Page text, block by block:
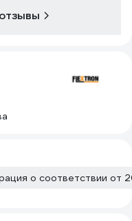
о соответствии от